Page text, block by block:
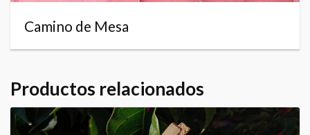
Camino de Mesa
Productos relacionados